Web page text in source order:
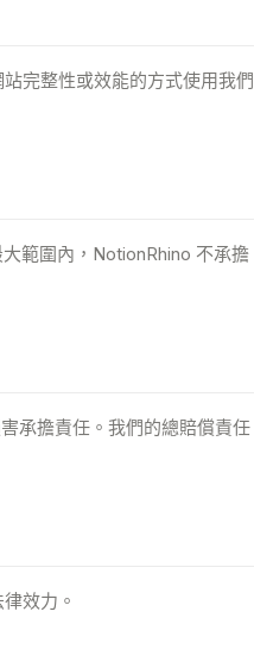
完整性或效能的方式使用我們
範圍內，NotionRhino 不承擔
承擔責任。我們的總賠償責任
效力。